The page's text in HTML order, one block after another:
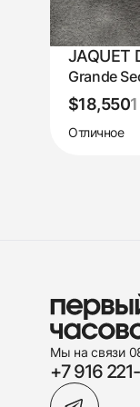
JAQUET
Grande
$18,550
Отличное
Мы на связи
+7 916